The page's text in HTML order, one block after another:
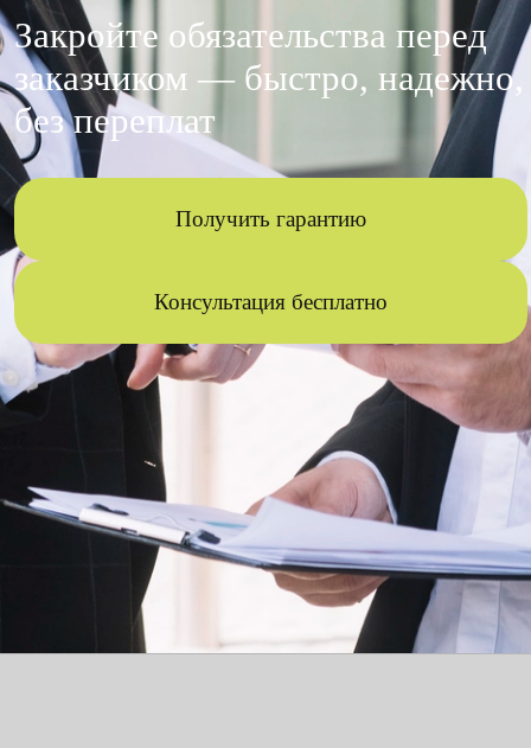
Закройте обязательства перед
заказчиком — быстро, надежно,
без переплат
Получить гарантию
Консультация бесплатно